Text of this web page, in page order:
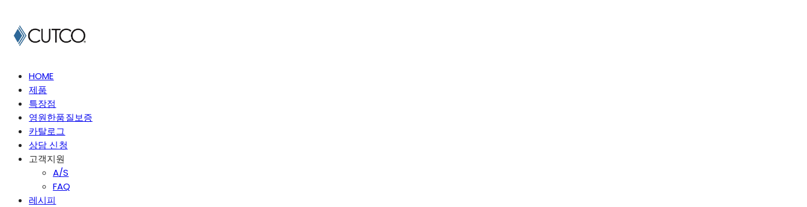
HOME
제품
특장점
영원한품질보증
카탈로그
상담 신청
고객지원
A/S
FAQ
레시피